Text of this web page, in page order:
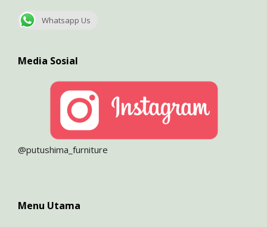
Whatsapp Us
Media Sosial
@putushima_furniture
Menu Utama